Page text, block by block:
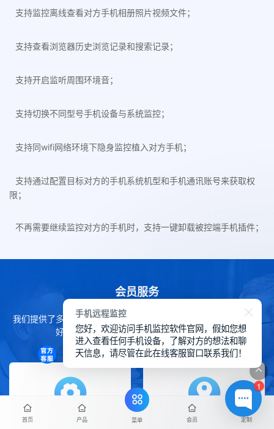
支持监控离线查看对方手机相册照片视频文件；
支持查看浏览器历史浏览记录和搜索记录；
支持开启监听周围环境音；
支持切换不同型号手机设备与系统监控；
支持同wifi网络环境下隐身监控植入对方手机；
支持通过配置目标对方的手机系统机型和手机通讯账号来获取权
限；
不再需要继续监控对方的手机时，支持一键卸载被控端手机插件；
会员服务
我们提供了多种会员服务来帮助您在华鲸手机监控软件上获得更良
好的体验，下方详细了解我们的会员服务。
首页 产品 菜单 会员 定制
1
手机远程监控
您好，欢迎访问手机监控软件官网，假如您想
进入查看任何手机设备，了解对方的想法和聊
天信息，请尽管在此在线客服窗口联系我们！